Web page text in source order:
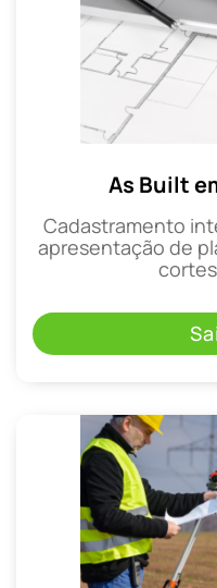
As Built
Cadastramento
apresentação de